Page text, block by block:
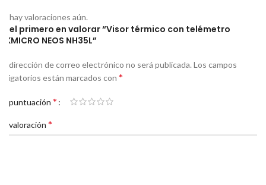
hay valoraciones aún.
el primero en valorar “Visor térmico con telémetro
NEOS NH35L”
dirección de correo electrónico no será publicada.Los campos
están marcados con *
puntuación *
valoración *